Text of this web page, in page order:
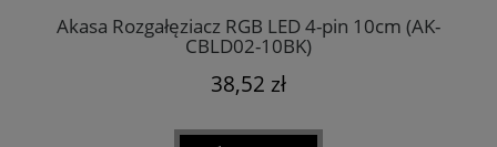
Akasa Rozgałęziacz RGB LED 4-pin 10cm (AK-
CBLD02-10BK)
38,52 zł